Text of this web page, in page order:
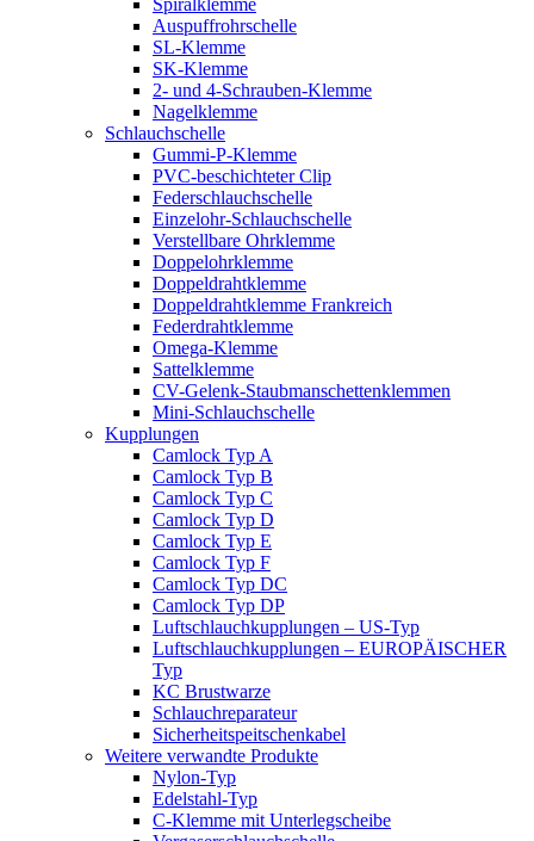
Spiralklemme
Auspuffrohrschelle
SL-Klemme
SK-Klemme
2- und 4-Schrauben-Klemme
Nagelklemme
Schlauchschelle
Gummi-P-Klemme
PVC-beschichteter Clip
Federschlauchschelle
Einzelohr-Schlauchschelle
Verstellbare Ohrklemme
Doppelohrklemme
Doppeldrahtklemme
Doppeldrahtklemme Frankreich
Federdrahtklemme
Omega-Klemme
Sattelklemme
CV-Gelenk-Staubmanschettenklemmen
Mini-Schlauchschelle
Kupplungen
Camlock Typ A
Camlock Typ B
Camlock Typ C
Camlock Typ D
Camlock Typ E
Camlock Typ F
Camlock Typ DC
Camlock Typ DP
Luftschlauchkupplungen – US-Typ
Luftschlauchkupplungen – EUROPÄISCHER
Typ
KC Brustwarze
Schlauchreparateur
Sicherheitspeitschenkabel
Weitere verwandte Produkte
Nylon-Typ
Edelstahl-Typ
C-Klemme mit Unterlegscheibe